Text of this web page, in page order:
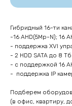
Гибридный 16-ти
-16 AHD(5Mp-N); 16
- поддержка XVI
- 2 HDD SATA до 8 Тб
- с поддержкой 16
- поддержка IP
Подберем
(в офис, квартиру,